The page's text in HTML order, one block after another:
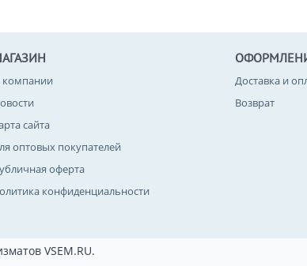
сайта
оптовых покупателей
оферта
конфиденциальности
Доставка и
Возврат
VSEM.RU.